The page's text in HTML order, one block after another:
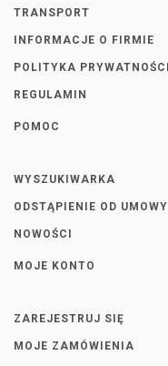
TRANSPORT
INFORMACJE O FIRMIE
POLITYKA PRYWATNOŚCI
REGULAMIN
POMOC
WYSZUKIWARKA
ODSTĄPIENIE OD UMOWY
NOWOŚCI
MOJE KONTO
ZAREJESTRUJ SIĘ
MOJE ZAMÓWIENIA